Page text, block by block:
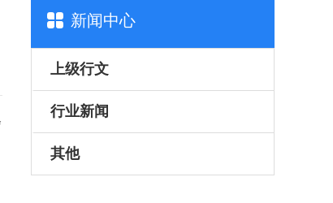
新闻中心
上级行文
行业新闻
其他